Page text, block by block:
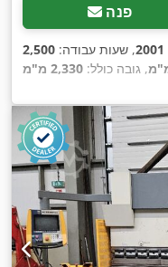
פנה
2001, שעות עבודה:
, גובה כולל: 2,330 מ"מ